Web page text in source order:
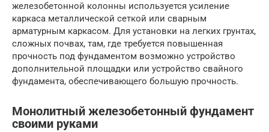
железобетонной колонны используется усиление
каркаса металлической сеткой или сварным
арматурным каркасом. Для установки на легких грунтах,
сложных почвах, там, где требуется повышенная
прочность под фундаментом возможно устройство
дополнительной площадки или устройство свайного
фундамента, обеспечивающего большую прочность.
Монолитный железобетонный фундамент
своими руками